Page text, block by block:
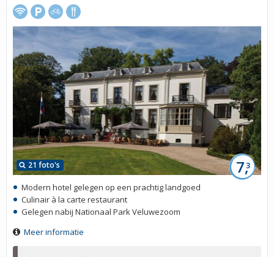
21 foto's 7,3
Modern hotel gelegen op een prachtig landgoed
Culinair à la carte restaurant
Gelegen nabij Nationaal Park Veluwezoom
Meer informatie